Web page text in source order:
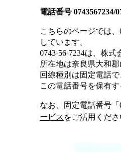
電話番号 0743567234/
こちらのページでは、
しています。
0743-56-7234は、 株式
所在地は奈良県大和
回線種別は固定電話
この電話番号を保有
なお、固定電話番号「
ービス をご活用くださ